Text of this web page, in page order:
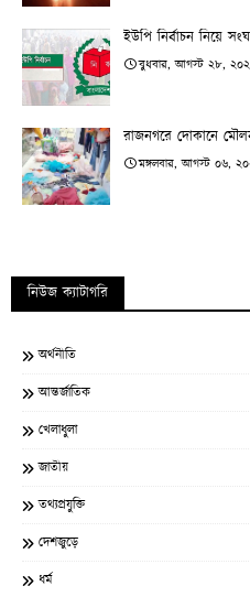
ইউপি নির্বাচন নিয়ে
বুধবার, আগস্ট ২৮,
রাজনগরে দোকানে
মঙ্গলবার, আগস্ট ০৬,
নিউজ ক্যাটাগরি
অর্থনীতি
আন্তর্জাতিক
খেলাধুলা
জাতীয়
তথ্যপ্রযুক্তি
দেশজুড়ে
ধর্ম